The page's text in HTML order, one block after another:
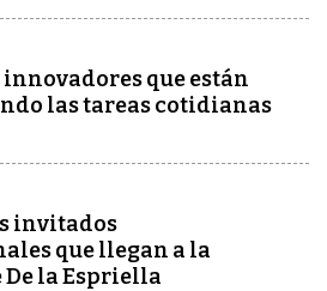
innovadores que están
las tareas cotidianas
invitados
que llegan a la
De la Espriella